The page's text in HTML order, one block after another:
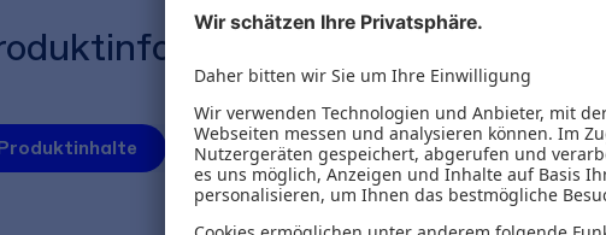
Autoren Inhaltsverzeichnis